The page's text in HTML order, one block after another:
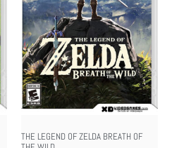
THE LEGEND OF ZELDA BREATH OF